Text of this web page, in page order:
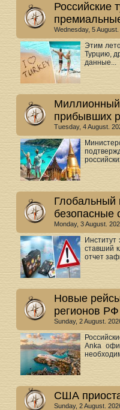
Российские
Wednesday, 5
Этим
Турцию,
данные...
Миллионный
прибывших
Tuesday, 4 August.
Глобальный
безопасные
Monday, 3 August.
ставший
отчет
Новые
регионов РФ
Sunday, 2 August.
Anka
США
Sunday, 2 August.